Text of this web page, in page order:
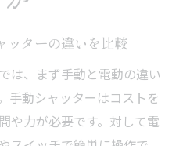
ッターの違いを比較
は、まず手動と電動の違い
手動シャッターはコストを
や力が必要です。対して電